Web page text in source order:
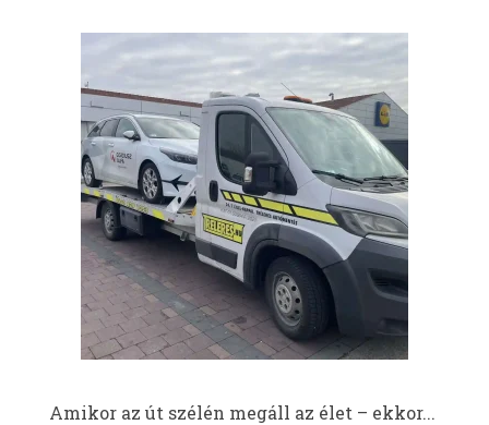
Amikor az út szélén megáll az élet – ekkor...